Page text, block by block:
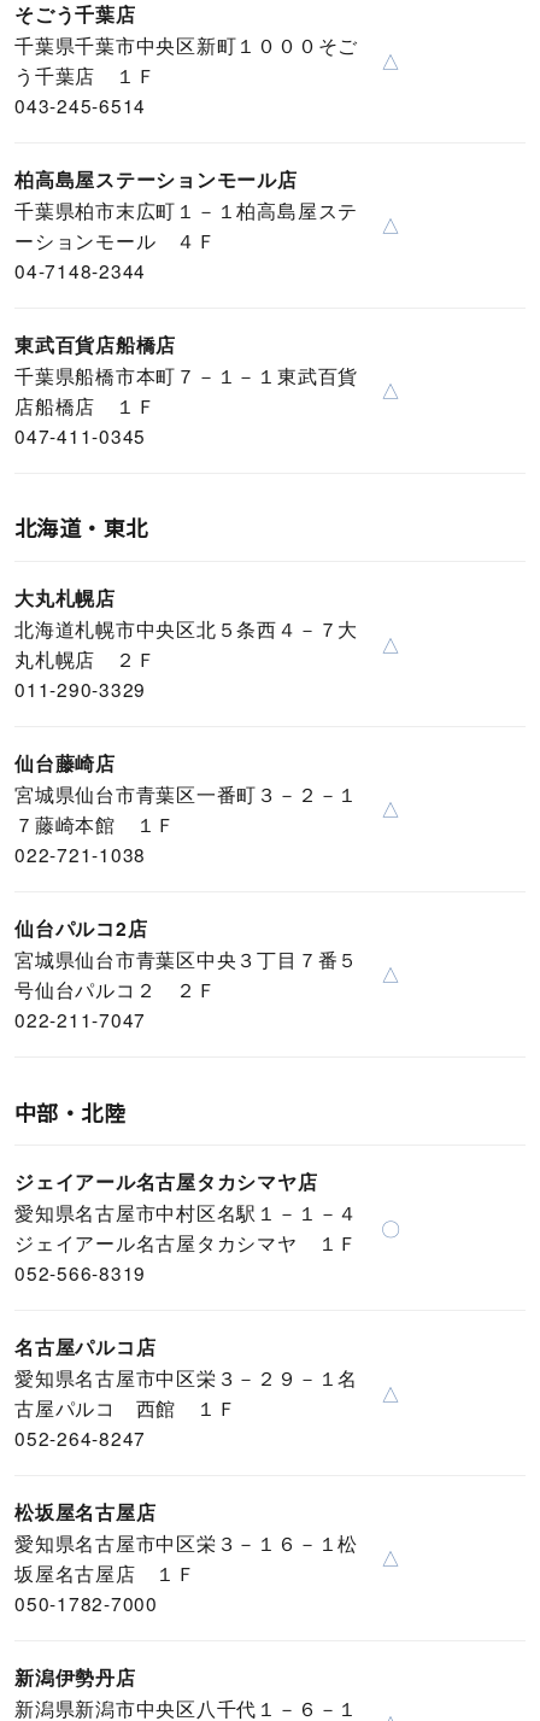
そごう千葉店
千葉県千葉市中央区新町１０００そご
う千葉店 １Ｆ
043-245-6514
△
柏高島屋ステーションモール店
千葉県柏市末広町１－１柏高島屋ステ
ーションモール ４Ｆ
04-7148-2344
△
東武百貨店船橋店
千葉県船橋市本町７－１－１東武百貨
店船橋店 １Ｆ
047-411-0345
△
北海道・東北
大丸札幌店
北海道札幌市中央区北５条西４－７大
丸札幌店 ２Ｆ
011-290-3329
△
仙台藤崎店
宮城県仙台市青葉区一番町３－２－１
７藤崎本館 １Ｆ
022-721-1038
△
仙台パルコ2店
宮城県仙台市青葉区中央３丁目７番５
号仙台パルコ２ ２Ｆ
022-211-7047
△
中部・北陸
ジェイアール名古屋タカシマヤ店
愛知県名古屋市中村区名駅１－１－４
ジェイアール名古屋タカシマヤ １Ｆ
052-566-8319
〇
名古屋パルコ店
愛知県名古屋市中区栄３－２９－１名
古屋パルコ 西館 １Ｆ
052-264-8247
△
松坂屋名古屋店
愛知県名古屋市中区栄３－１６－１松
坂屋名古屋店 １Ｆ
050-1782-7000
△
新潟伊勢丹店
新潟県新潟市中央区八千代１－６－１